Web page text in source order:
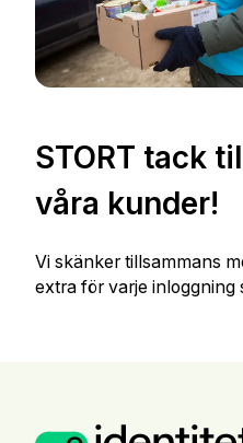
STORT tack
våra kunder!
Vi skänker tillsammans
extra för varje inloggning